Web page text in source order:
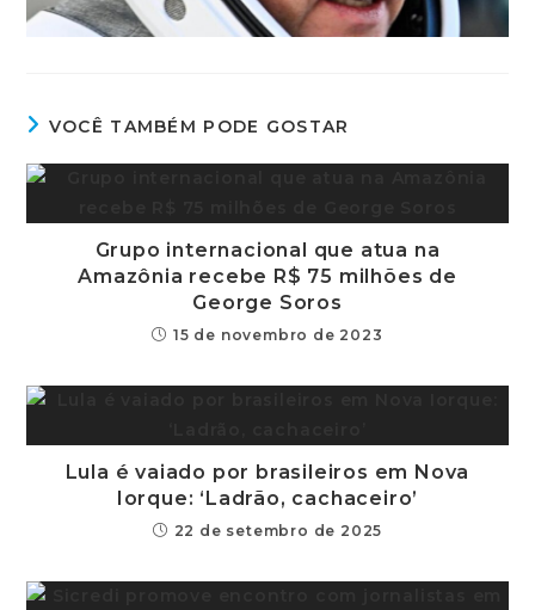
VOCÊ TAMBÉM PODE GOSTAR
Grupo internacional que atua na
Amazônia recebe R$ 75 milhões de
George Soros
15 de novembro de 2023
Lula é vaiado por brasileiros em Nova
Iorque: ‘Ladrão, cachaceiro’
22 de setembro de 2025